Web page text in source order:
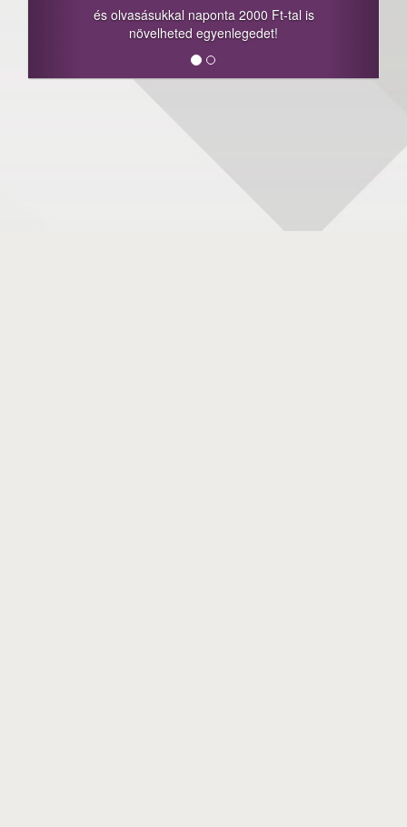
és olvasásukkal naponta 2000 Ft-tal is
növelheted egyenlegedet!